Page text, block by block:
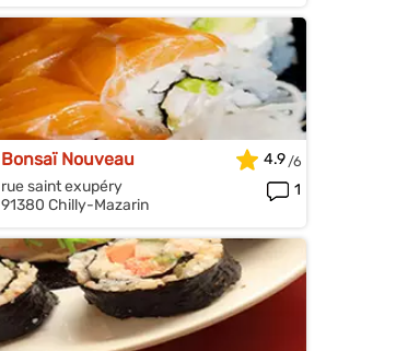
Bonsaï Nouveau
rue saint exupéry
91380 Chilly-Mazarin
4.9
1